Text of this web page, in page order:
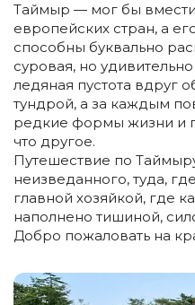
Таймыр — мог бы
европейских стран, а
способны буквально
суровая, но
ледяная пустота вдруг
тундрой, а за каждым
редкие формы жизни и
что другое.
Путешествие по
неизведанного, туда,
главной хозяйкой, где
наполнено тишиной,
Добро пожаловать на